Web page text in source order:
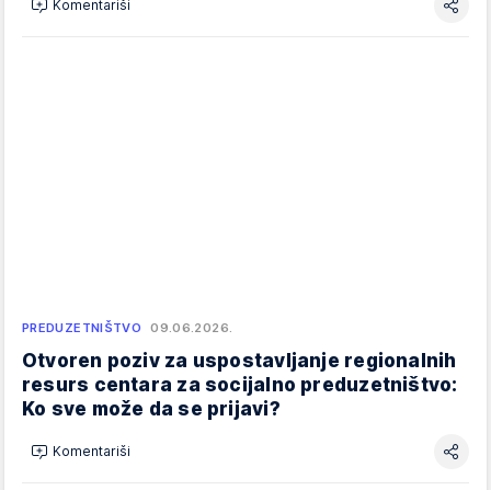
Komentariši
PREDUZETNIŠTVO 09.06.2026.
Otvoren poziv za uspostavljanje regionalnih
resurs centara za socijalno preduzetništvo:
Ko sve može da se prijavi?
Komentariši